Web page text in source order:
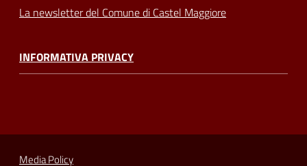
La newsletter del Comune di Castel Maggiore
INFORMATIVA PRIVACY
Media Policy